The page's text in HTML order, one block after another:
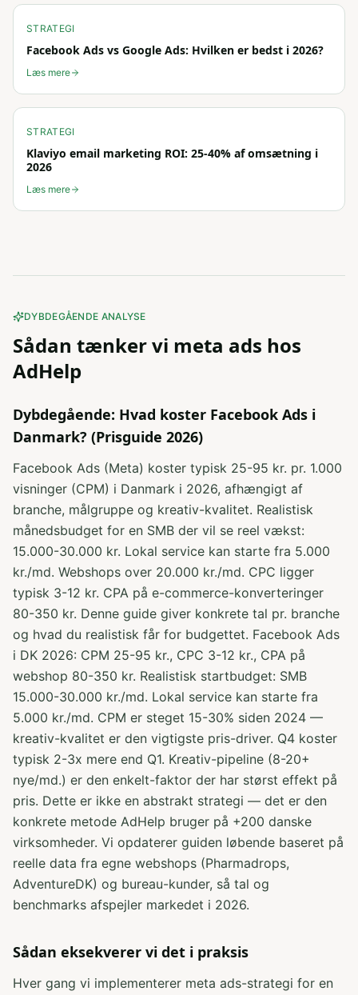
STRATEGI
Facebook Ads vs Google Ads: Hvilken er bedst i 2026?
Læs mere
STRATEGI
Klaviyo email marketing ROI: 25-40% af omsætning i
2026
Læs mere
DYBDEGÅENDE ANALYSE
Sådan tænker vi meta ads hos
AdHelp
Dybdegående: Hvad koster Facebook Ads i
Danmark? (Prisguide 2026)
Facebook Ads (Meta) koster typisk 25-95 kr. pr. 1.000
visninger (CPM) i Danmark i 2026, afhængigt af
branche, målgruppe og kreativ-kvalitet. Realistisk
månedsbudget for en SMB der vil se reel vækst:
15.000-30.000 kr. Lokal service kan starte fra 5.000
kr./md. Webshops over 20.000 kr./md. CPC ligger
typisk 3-12 kr. CPA på e-commerce-konverteringer
80-350 kr. Denne guide giver konkrete tal pr. branche
og hvad du realistisk får for budgettet. Facebook Ads
i DK 2026: CPM 25-95 kr., CPC 3-12 kr., CPA på
webshop 80-350 kr. Realistisk startbudget: SMB
15.000-30.000 kr./md. Lokal service kan starte fra
5.000 kr./md. CPM er steget 15-30% siden 2024 —
kreativ-kvalitet er den vigtigste pris-driver. Q4 koster
typisk 2-3x mere end Q1. Kreativ-pipeline (8-20+
nye/md.) er den enkelt-faktor der har størst effekt på
pris. Dette er ikke en abstrakt strategi — det er den
konkrete metode AdHelp bruger på +200 danske
virksomheder. Vi opdaterer guiden løbende baseret på
reelle data fra egne webshops (Pharmadrops,
AdventureDK) og bureau-kunder, så tal og
benchmarks afspejler markedet i 2026.
Sådan eksekverer vi det i praksis
Hver gang vi implementerer meta ads-strategi for en